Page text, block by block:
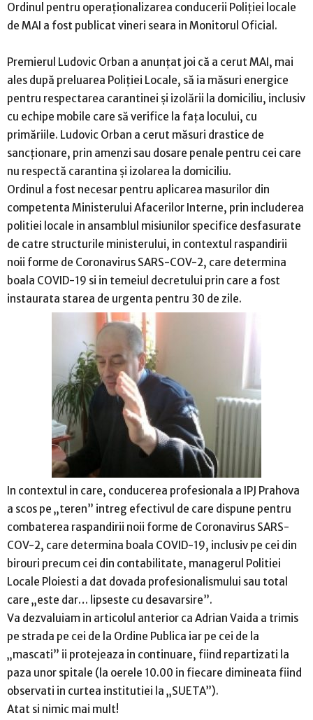
Ordinul pentru operaționalizarea conducerii Poliției locale
de MAI a fost publicat vineri seara in Monitorul Oficial.
Premierul Ludovic Orban a anunțat joi că a cerut MAI, mai
ales după preluarea Poliției Locale, să ia măsuri energice
pentru respectarea carantinei și izolării la domiciliu, inclusiv
cu echipe mobile care să verifice la fața locului, cu
primăriile. Ludovic Orban a cerut măsuri drastice de
sancționare, prin amenzi sau dosare penale pentru cei care
nu respectă carantina și izolarea la domiciliu.
Ordinul a fost necesar pentru aplicarea masurilor din
competenta Ministerului Afacerilor Interne, prin includerea
politiei locale in ansamblul misiunilor specifice desfasurate
de catre structurile ministerului, in contextul raspandirii
noii forme de Coronavirus SARS-COV-2, care determina
boala COVID-19 si in temeiul decretului prin care a fost
instaurata starea de urgenta pentru 30 de zile.
In contextul in care, conducerea profesionala a IPJ Prahova
a scos pe „teren” intreg efectivul de care dispune pentru
combaterea raspandirii noii forme de Coronavirus SARS-
COV-2, care determina boala COVID-19, inclusiv pe cei din
birouri precum cei din contabilitate, managerul Politiei
Locale Ploiesti a dat dovada profesionalismului sau total
care „este dar… lipseste cu desavarsire”.
Va dezvaluiam in articolul anterior ca Adrian Vaida a trimis
pe strada pe cei de la Ordine Publica iar pe cei de la
„mascati” ii protejeaza in continuare, fiind repartizati la
paza unor spitale (la oerele 10.00 in fiecare dimineata fiind
observati in curtea institutiei la „SUETA”).
Atat si nimic mai mult!